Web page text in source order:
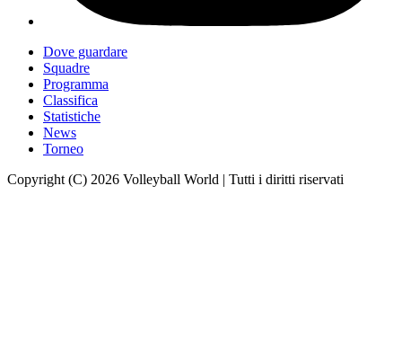
Dove guardare
Squadre
Programma
Classifica
Statistiche
News
Torneo
Copyright (C) 2026 Volleyball World | Tutti i diritti riservati